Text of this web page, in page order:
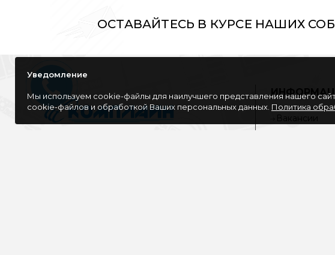
ОСТАВАЙТЕСЬ В КУРСЕ НАШИХ
Вакансии
Уведомление
Мы используем cookie-файлы для наилучшего представления нашего
cookie-файлов и обработкой Ваших персональных данных. Политика